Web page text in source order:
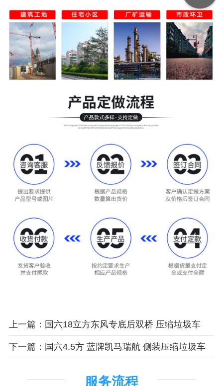
上一篇：国六18立方东风专底后双桥 压缩垃圾车
下一篇：国六4.5方 蓝牌凯马瑞航 侧装压缩垃圾车
服务流程